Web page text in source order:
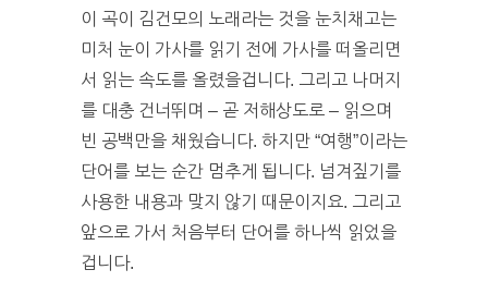
이 곡이 김건모의 노래라는 것을 눈치채고는
미처 눈이 가사를 읽기 전에 가사를 떠올리면
서 읽는 속도를 올렸을겁니다. 그리고 나머지
를 대충 건너뛰며 – 곧 저해상도로 – 읽으며
빈 공백만을 채웠습니다. 하지만 “여행”이라는
단어를 보는 순간 멈추게 됩니다. 넘겨짚기를
사용한 내용과 맞지 않기 때문이지요. 그리고
앞으로 가서 처음부터 단어를 하나씩 읽었을
겁니다.